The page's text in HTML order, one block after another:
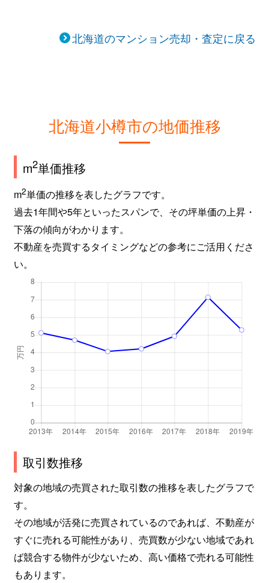
北海道のマンション売却・査定に戻る
北海道小樽市の地価推移
m2単価推移
m2単価の推移を表したグラフです。
過去1年間や5年といったスパンで、その坪単価の上昇・
下落の傾向がわかります。
不動産を売買するタイミングなどの参考にご活用くださ
い。
取引数推移
対象の地域の売買された取引数の推移を表したグラフで
す。
その地域が活発に売買されているのであれば、不動産が
すぐに売れる可能性があり、売買数が少ない地域であれ
ば競合する物件が少ないため、高い価格で売れる可能性
もあります。